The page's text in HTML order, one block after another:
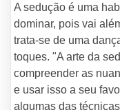
A sedução é uma
dominar, pois vai
trata-se de uma
toques. "A arte da
compreender as
e usar isso a seu
algumas das